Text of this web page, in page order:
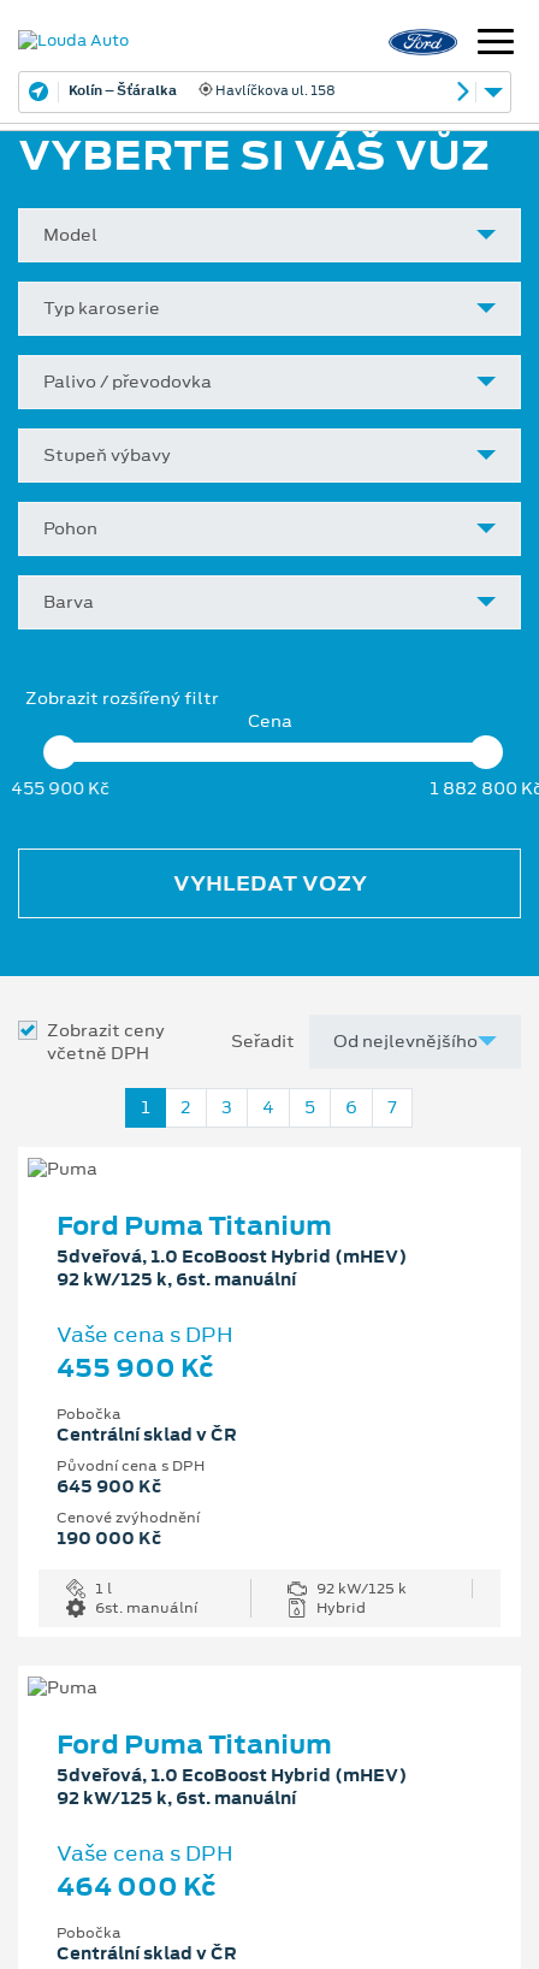
Kolín – Šťáralka Havlíčkova ul. 158
VYBERTE SI VÁŠ VŮZ
Model
Typ karoserie
Palivo / převodovka
Stupeň výbavy
Pohon
Barva
Zobrazit rozšířený filtr
Cena
455 900 Kč 1 882 800
VYHLEDAT VOZY
Zobrazit ceny
včetně DPH
Seřadit
1 2 3 4 5 6 7
Ford Puma Titanium
5dveřová, 1.0 EcoBoost Hybrid (mHEV)
92 kW/125 k, 6st. manuální
Vaše cena s DPH
455 900 Kč
Pobočka
Centrální sklad v ČR
Původní cena s DPH
645 900 Kč
Cenové zvýhodnění
190 000 Kč
1 l
92 kW/125 k
6st. manuální
Hybrid
Ford Puma Titanium
5dveřová, 1.0 EcoBoost Hybrid (mHEV)
92 kW/125 k, 6st. manuální
Vaše cena s DPH
464 000 Kč
Pobočka
Centrální sklad v ČR